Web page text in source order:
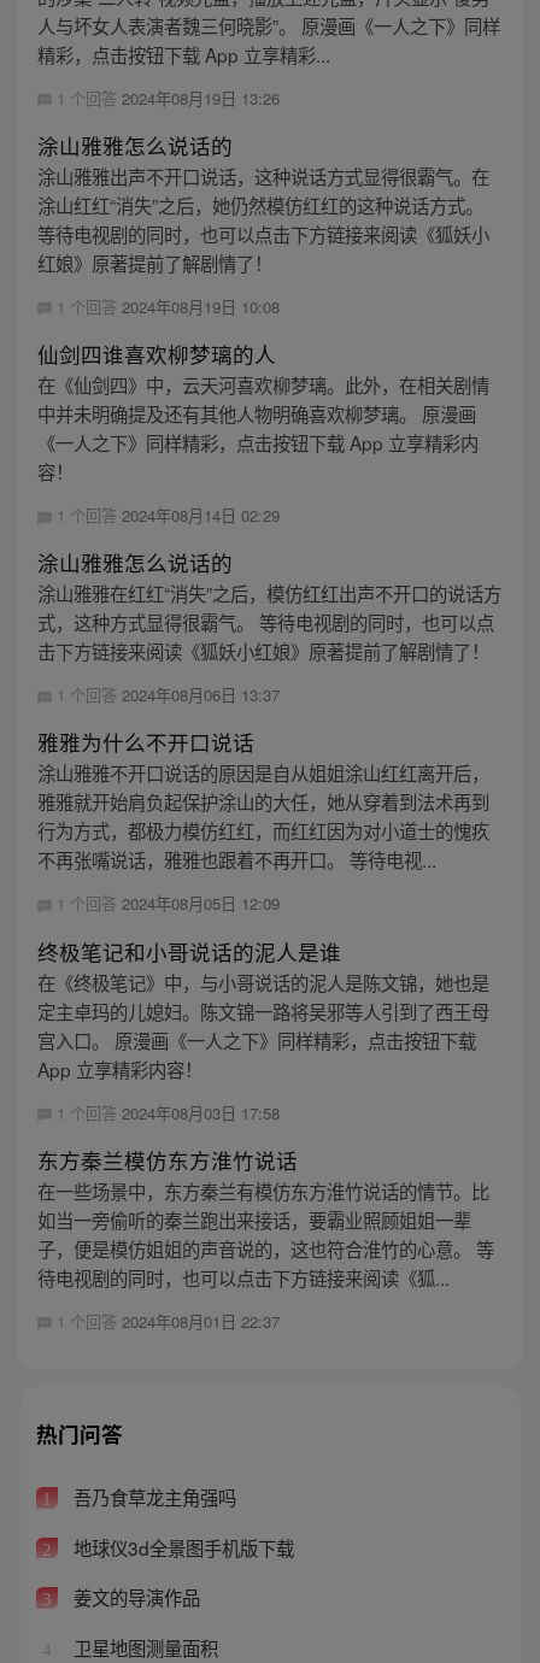
人与坏女人表演者魏三何晓影”。 原漫画《一人之下》同样
精彩，点击按钮下载 App 立享精彩...
1 个回答 2024年08月19日 13:26
涂山雅雅怎么说话的
涂山雅雅出声不开口说话，这种说话方式显得很霸气。在
涂山红红“消失”之后，她仍然模仿红红的这种说话方式。
等待电视剧的同时，也可以点击下方链接来阅读《狐妖小
红娘》原著提前了解剧情了！
1 个回答 2024年08月19日 10:08
仙剑四谁喜欢柳梦璃的人
在《仙剑四》中，云天河喜欢柳梦璃。此外，在相关剧情
中并未明确提及还有其他人物明确喜欢柳梦璃。 原漫画
《一人之下》同样精彩，点击按钮下载 App 立享精彩内
容！
1 个回答 2024年08月14日 02:29
涂山雅雅怎么说话的
涂山雅雅在红红“消失”之后，模仿红红出声不开口的说话方
式，这种方式显得很霸气。 等待电视剧的同时，也可以点
击下方链接来阅读《狐妖小红娘》原著提前了解剧情了！
1 个回答 2024年08月06日 13:37
雅雅为什么不开口说话
涂山雅雅不开口说话的原因是自从姐姐涂山红红离开后，
雅雅就开始肩负起保护涂山的大任，她从穿着到法术再到
行为方式，都极力模仿红红，而红红因为对小道士的愧疚
不再张嘴说话，雅雅也跟着不再开口。 等待电视...
1 个回答 2024年08月05日 12:09
终极笔记和小哥说话的泥人是谁
在《终极笔记》中，与小哥说话的泥人是陈文锦，她也是
定主卓玛的儿媳妇。陈文锦一路将吴邪等人引到了西王母
宫入口。 原漫画《一人之下》同样精彩，点击按钮下载
App 立享精彩内容！
1 个回答 2024年08月03日 17:58
东方秦兰模仿东方淮竹说话
在一些场景中，东方秦兰有模仿东方淮竹说话的情节。比
如当一旁偷听的秦兰跑出来接话，要霸业照顾姐姐一辈
子，便是模仿姐姐的声音说的，这也符合淮竹的心意。 等
待电视剧的同时，也可以点击下方链接来阅读《狐...
1 个回答 2024年08月01日 22:37
热门问答
1 吾乃食草龙主角强吗
2 地球仪3d全景图手机版下载
3 姜文的导演作品
4 卫星地图测量面积